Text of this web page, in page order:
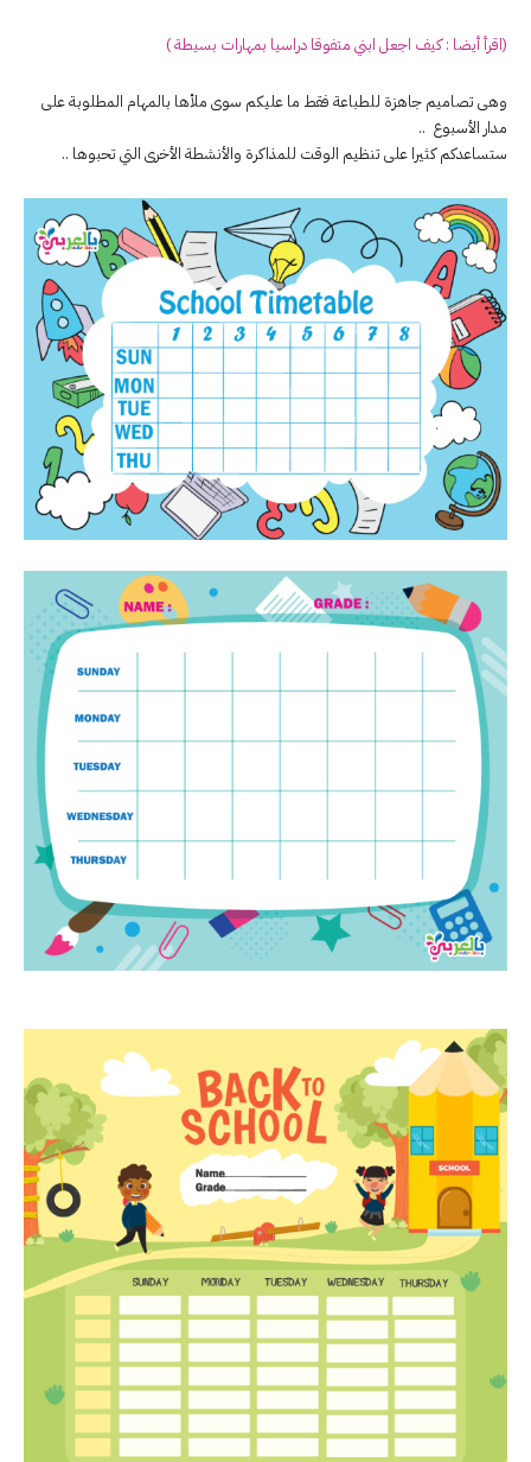
(اقرأ أيضا : كيف اجعل ابني متفوقا دراسيا بمهارات بسيطة )
وهى تصاميم جاهزة للطباعة فقط ما عليكم سوى ملأها بالمهام المطلوبة على
مدار الأسبوع ..
ستساعدكم كثيرا على تنظيم الوقت للمذاكرة والأنشطة الأخرى التي تحبوها ..